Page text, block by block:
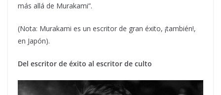
más allá de Murakami”.
(Nota: Murakami es un escritor de gran éxito, ¡también!,
en Japón).
Del escritor de éxito al escritor de culto